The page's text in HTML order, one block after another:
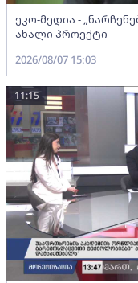
ეკო-მედია -
ახალი პროექტი
2026/08/07 15:03
11:15